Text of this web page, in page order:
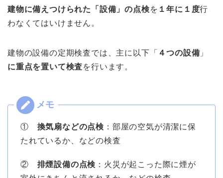
建物に備えつけられた「設備」の点検を １年に１度行
わなくてはいけません。
建物の設備の定期検査では、主に以下「 ４つの設備 」
に重点を置いて検査を行います。
① 換気扇などの点検 ：部屋の空気が清潔に保
たれているか、などの検査
② 排煙設備の点検 ：火災が起こった際に煙が